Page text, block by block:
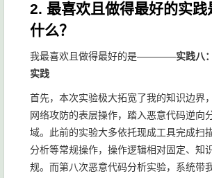
2. 最喜欢且做得最好的实践
什么？
我最喜欢且做得最好的是————实践八
实践
首先，本次实验极大拓宽了我的知识边界
网络攻防的表层操作，踏入恶意代码逆向
域。此前的实验大多依托现成工具完成扫
分析等常规操作，操作逻辑相对固定、知
规。而第八次恶意代码分析实验，系统带